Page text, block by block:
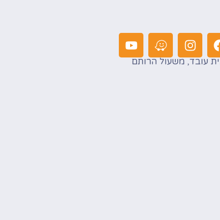
עובד, משעול הרותם